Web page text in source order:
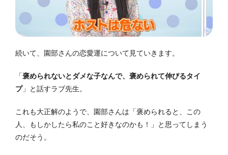
続いて、園部さんの恋愛運について見ていきます。
「褒められないとダメな子なんで、褒められて伸びるタイ
プ」と話すラブ先生。
これも大正解のようで、園部さんは「褒められると、この
人、もしかしたら私のこと好きなのかも！」と思ってしまう
のだそう。